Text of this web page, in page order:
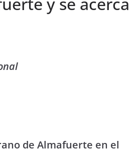
de Almafuerte en el